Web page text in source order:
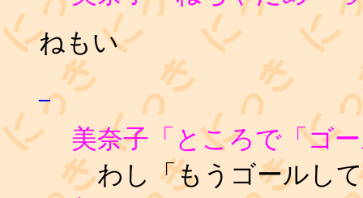
ねもい
_
美奈子「ところで「ゴ
わし「もうゴールして